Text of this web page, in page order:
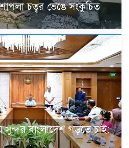
চত্বর ভেঙে সংকুচিত
সুন্দর বাংলাদেশ গড়তে চাই: